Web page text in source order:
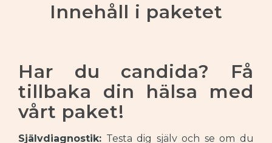
Innehåll i paketet
Har du candida? Få
tillbaka din hälsa med
vårt paket!
Självdiagnostik: Testa dig själv och se om du